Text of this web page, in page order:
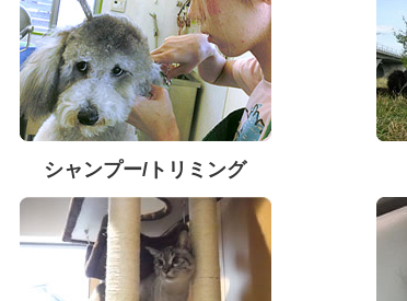
シャンプー/トリミング